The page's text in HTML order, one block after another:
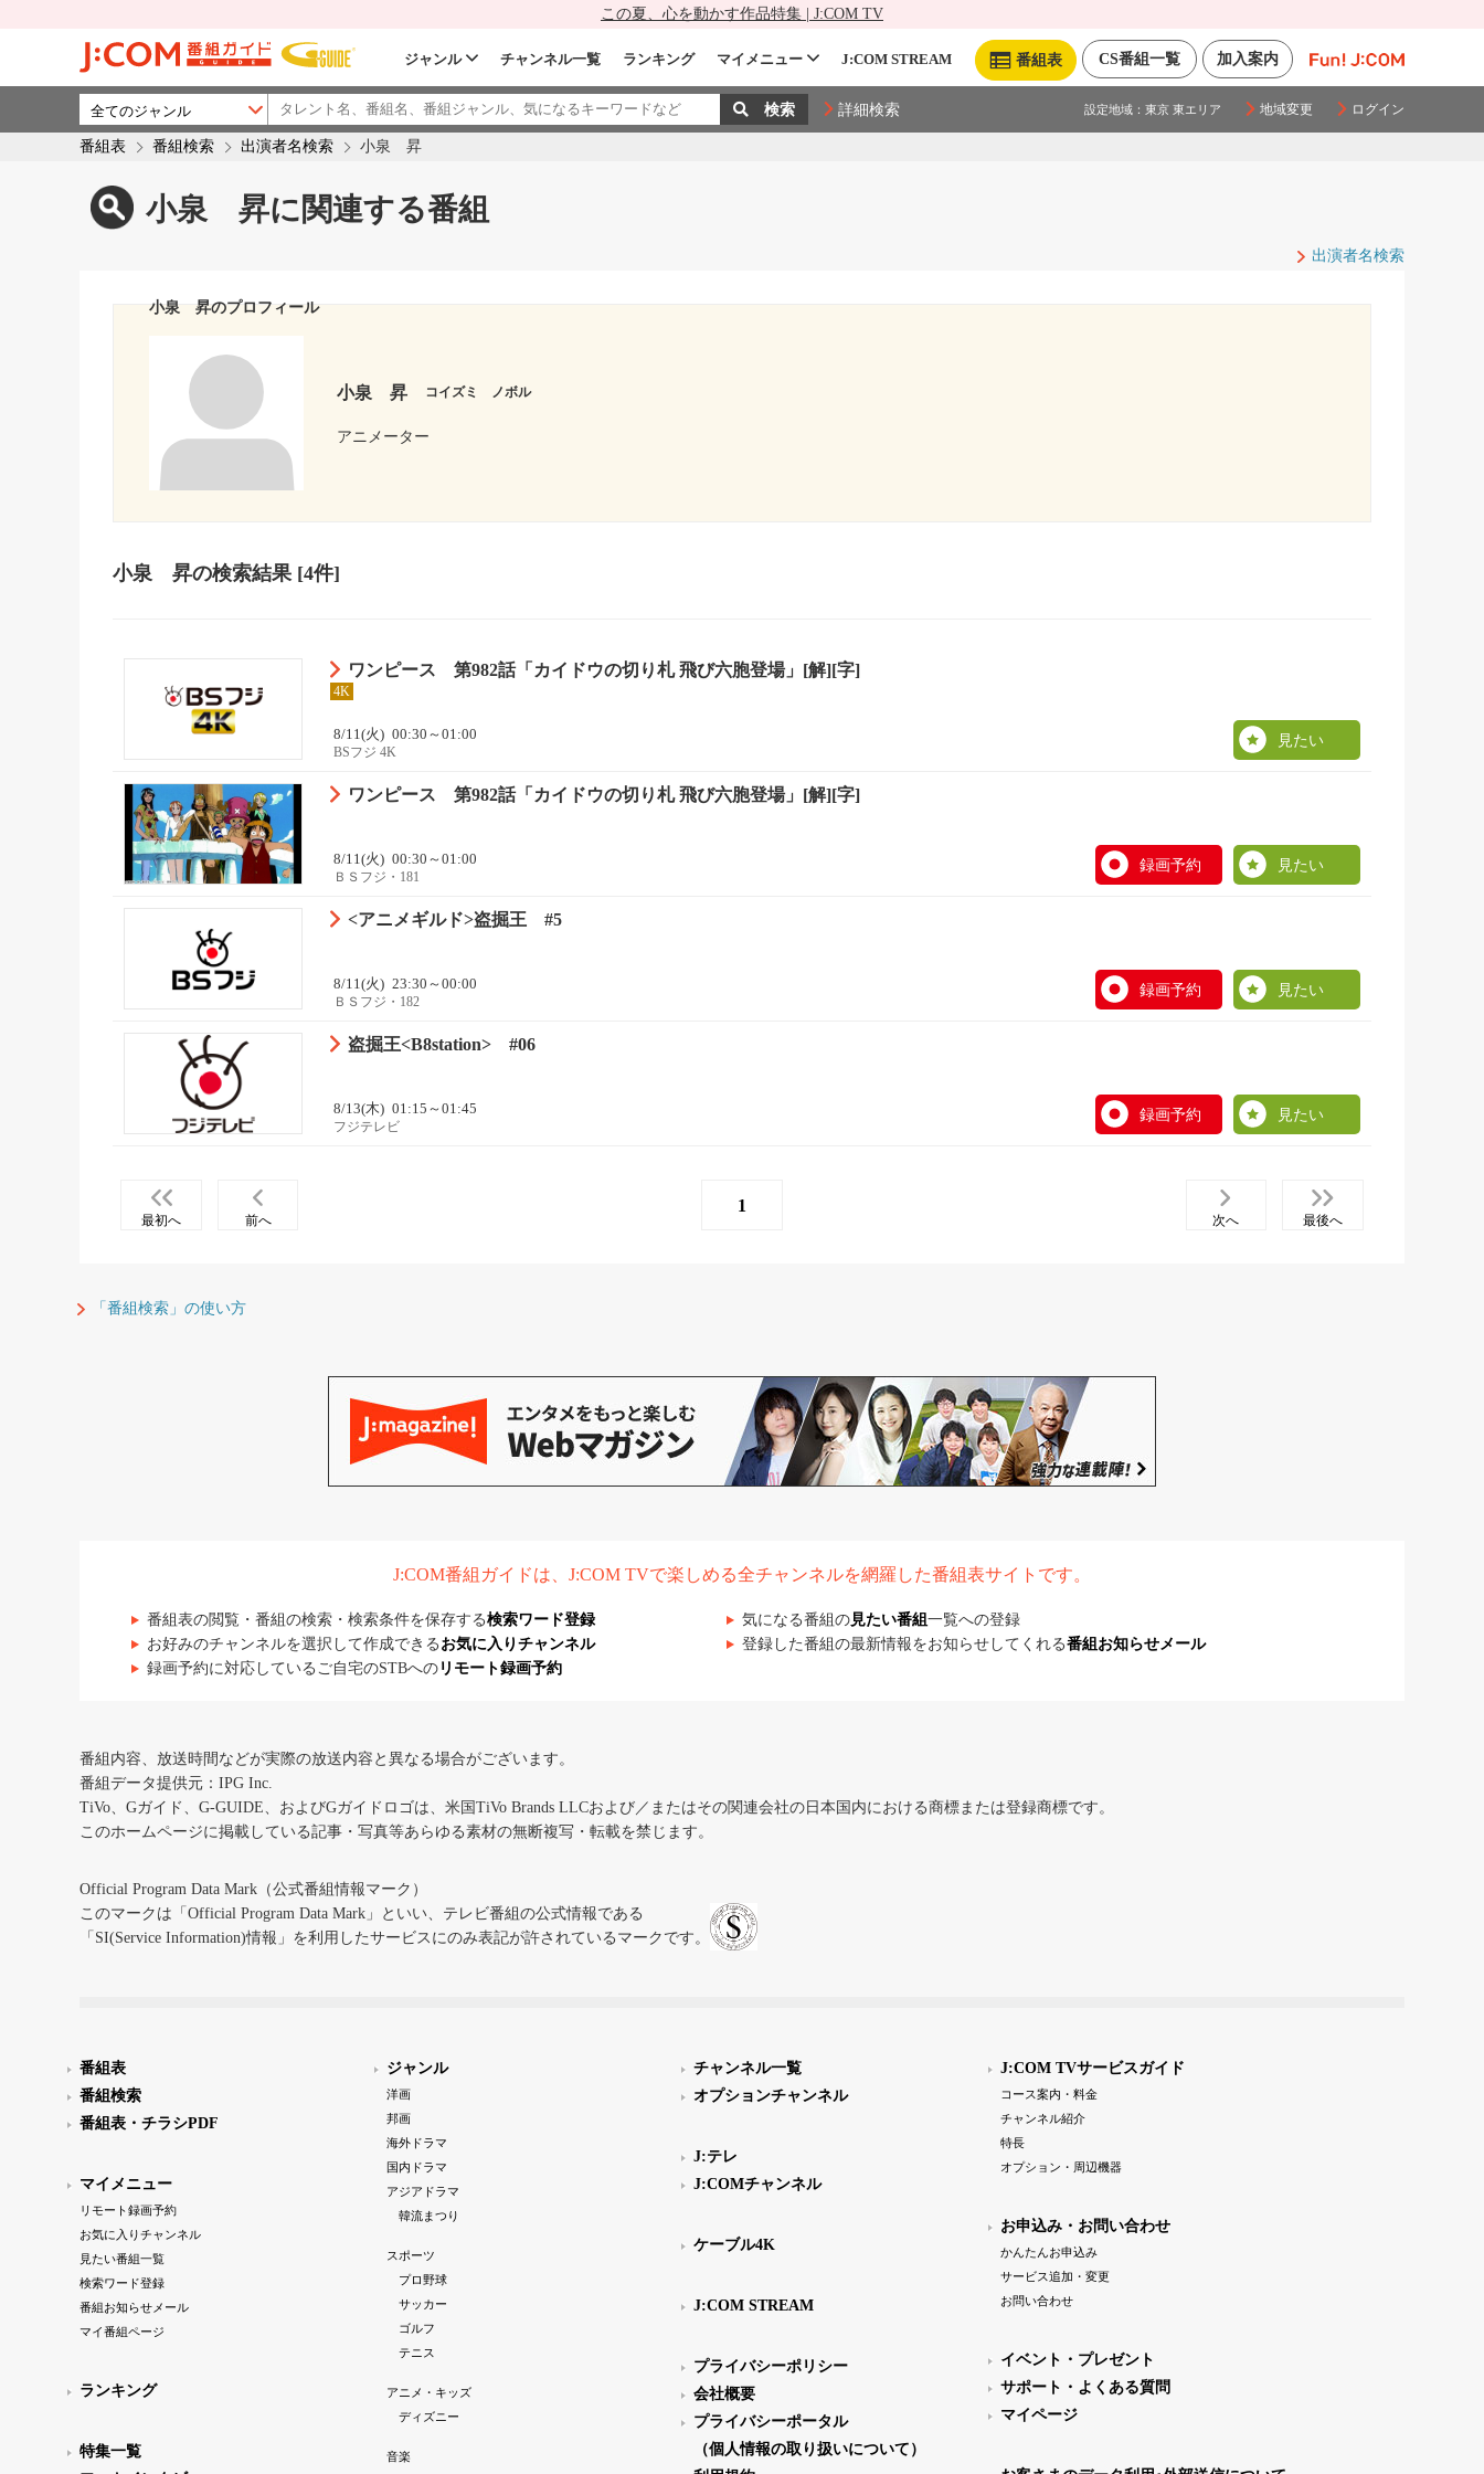
この夏、心を動かす作品特集 | J:COM TV
加入案内
CS番組一覧
番組表
ジャンル チャンネル一覧 ランキング マイメニュー J:COM STREAM
詳細検索 設定地域： 東京 東エリア 地域変更 ログイン
番組表 番組検索 出演者名検索 小泉 昇
小泉 昇に関連する番組
出演者名検索
小泉 昇のプロフィール
小泉 昇 コイズミ ノボル
アニメーター
小泉 昇の検索結果[4件]
ワンピース 第982話「カイドウの切り札 飛び六胞登場」[解][字]
4K
8/11(火) 00:30～01:00
BSフジ 4K
見たい
ワンピース 第982話「カイドウの切り札 飛び六胞登場」[解][字]
8/11(火) 00:30～01:00
ＢＳフジ・181
録画予約 見たい
<アニメギルド>盗掘王 #5
8/11(火) 23:30～00:00
ＢＳフジ・182
録画予約 見たい
盗掘王<B8station> #06
8/13(木) 01:15～01:45
フジテレビ
録画予約 見たい
最初へ 前へ
1
次へ 最後へ
「番組検索」の使い方
J:COM番組ガイドは、J:COM TVで楽しめる全チャンネルを網羅した番組表サイトです。
番組表の閲覧・番組の検索・検索条件を保存する検索ワード登録 気になる番組の見たい番組 一覧への登録
お好みのチャンネルを選択して作成できる お気に入りチャンネル 登録した番組の最新情報をお知らせしてくれる番組お知らせメール
録画予約に対応しているご自宅のSTBへの リモート録画予約
番組内容、放送時間などが実際の放送内容と異なる場合がございます。
番組データ提供元：IPG Inc.
TiVo、Gガイド、G-GUIDE、およびGガイドロゴは、米国TiVo Brands LLCおよび／またはその関連会社の日本国内における商標または登録商標です。
このホームページに掲載している記事・写真等あらゆる素材の無断複写・転載を禁じます。
Official Program Data Mark（公式番組情報マーク）
このマークは「Official Program Data Mark」といい、テレビ番組の公式情報である
「SI(Service Information)情報」を利用したサービスにのみ表記が許されているマークです。
番組表
番組検索
番組表・チラシPDF
マイメニュー
リモート録画予約
お気に入りチャンネル
見たい番組一覧
検索ワード登録
番組お知らせメール
マイ番組ページ
ランキング
特集一覧
ジャンル
洋画
邦画
海外ドラマ
国内ドラマ
アジアドラマ
韓流まつり
スポーツ
プロ野球
サッカー
ゴルフ
テニス
アニメ・キッズ
ディズニー
音楽
チャンネル一覧
オプションチャンネル
J:テレ
J:COMチャンネル
ケーブル4K
J:COM STREAM
プライバシーポリシー
会社概要
プライバシーポータル
（個人情報の取り扱いについて）
J:COM TVサービスガイド
コース案内・料金
チャンネル紹介
特長
オプション・周辺機器
お申込み・お問い合わせ
かんたんお申込み
サービス追加・変更
お問い合わせ
イベント・プレゼント
サポート・よくある質問
マイページ